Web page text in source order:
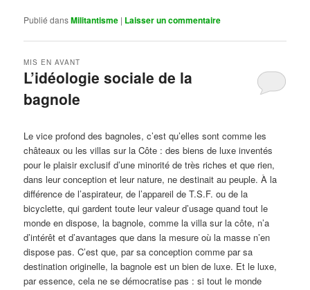
Publié dansMilitantisme | Laisser un commentaire
L’idéologie sociale de la
bagnole
MIS EN AVANT
Le vice profond des bagnoles, c’est qu’elles sont comme les
châteaux ou les villas sur la Côte : des biens de luxe inventés
pour le plaisir exclusif d’une minorité de très riches et que rien,
dans leur conception et leur nature, ne destinait au peuple. À la
différence de l’aspirateur, de l’appareil de T.S.F. ou de la
bicyclette, qui gardent toute leur valeur d’usage quand tout le
monde en dispose, la bagnole, comme la villa sur la côte, n’a
d’intérêt et d’avantages que dans la mesure où la masse n’en
dispose pas. C’est que, par sa conception comme par sa
destination originelle, la bagnole est un bien de luxe. Et le luxe,
par essence, cela ne se démocratise pas : si tout le monde